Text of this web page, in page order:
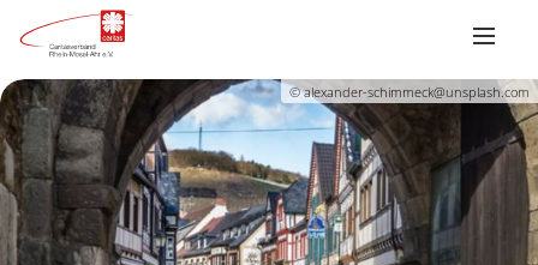
© alexander-schimmeck@unsplash.com